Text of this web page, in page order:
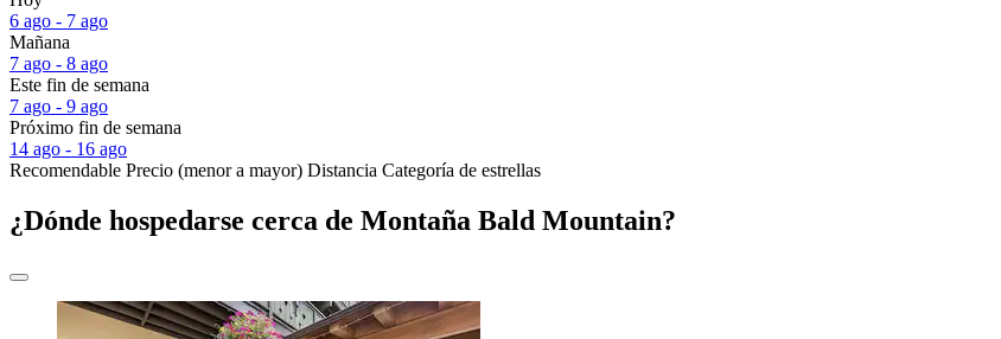
6 ago - 7 ago
Mañana
7 ago - 8 ago
Este fin de semana
7 ago - 9 ago
Próximo fin de semana
14 ago - 16 ago
Recomendable Precio (menor a mayor) Distancia Categoría de estrellas
¿Dónde hospedarse cerca de Montaña Bald Mountain?